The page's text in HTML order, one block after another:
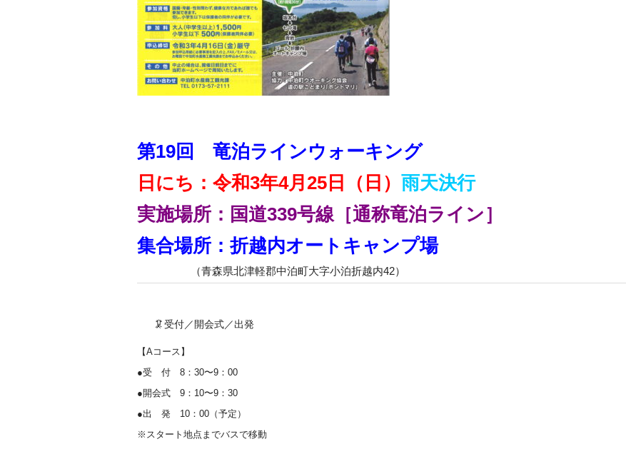
第19回 竜泊ラインウォーキング
日にち：令和3年4月25日（日） 雨天決行
実施場所：国道339号線［通称竜泊ライン］
集合場所：折越内オートキャンプ場
（青森県北津軽郡中泊町大字小泊折越内42）
🦑受付／開会式／出発
【Aコース】
●受 付 8：30〜9：00
●開会式 9：10〜9：30
●出 発 10：00（予定）
※スタート地点までバスで移動